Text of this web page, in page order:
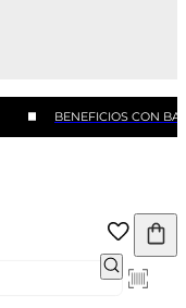
BENEFICIOS CON BANCOS